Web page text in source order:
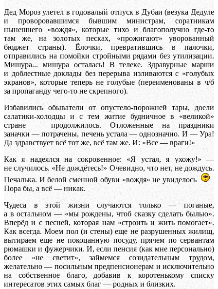
Дед Мороз улетел в годовалый отпуск в Дубаи (везука Дедуле
и проворовавшимся бывшим министрам, соратникам
нынешнего «вождя», которые тихо и благополучно где-то
там же, на золотых песках, «прожигают» уворованный
бюджет страны). Ёлочки, превратившись в палочки,
отправились на помойки стройными рядами без утилизации.
Мишура... мишура осталась! В телеке. Здравурные марши
и доблестные доклады без перерыва изливаются с «голубых
экранов», которые теперь не голубые (переименованы в ч/б
за пропаганду чего-то не скрепного).
Избавились обыватели от опустело-порожней тары, доели
салатики-холодцы и с тем житие будничное в «великой»
стране — продолжилось. Отложенные на праздники
заначки — потрачены, печень устала — однозначно. И — Ура!
Да здравствует всё тот же, всё там же. И: «Все — враги!»
Как я надеялся на сокровенное: «Я устал, я ухожу!» —
не случилось. «Не дождётесь!» Очевидно, что нет, не дождусь.
Печалька. И белой сменной обуви «вождя» не увиделось
Пора бы, а всё — никак.
Чудеса в этой жизни случаются только — поганые,
а в остальном — «мы рождены, чтоб сказку сделать былью».
Вперёд и с песней, которая нам «строить и жить помогает».
Как всегда. Моем пол (и стены) еще не разрушенных жилищ,
вытираем еще не покоцанную посуду, прячем по сервантам
рюмашки и фужерчики. И, если пенсия (как мне персонально)
более «не светит», займемся созидательным трудом,
желательно — посильным предпенсионерам и исключительно
на собственное благо, добавив к коротенькому списку
интересатов этих самых благ — родных и близких.